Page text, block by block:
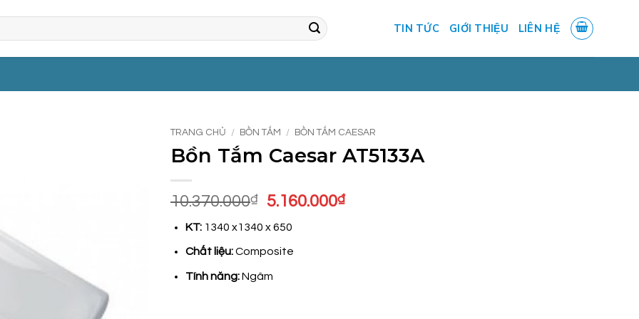
TIN TỨC GIỚI THIỆU LIÊN HỆ
TRANG CHỦ / BỒN TẮM / BỒN TẮM CAESAR
Bồn Tắm Caesar AT5133A
10.370.000₫
Giá
là:
10.370.000₫.
5.160.000₫Giá
KT:1340 x1340 x 650
Chất liệu:Composite
Tính năng:Ngâm